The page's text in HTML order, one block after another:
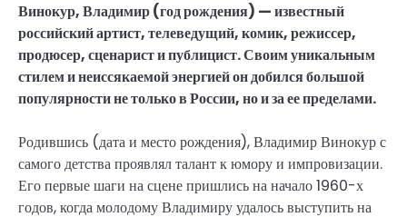
Винокур, Владимир (год рождения) — известный
российский артист, телеведущий, комик, режиссер,
продюсер, сценарист и публицист. Своим уникальным
стилем и неиссякаемой энергией он добился большой
популярности не только в России, но и за ее пределами.
Родившись (дата и место рождения), Владимир Винокур с
самого детства проявлял талант к юмору и импровизации.
Его первые шаги на сцене пришлись на начало 1960-х
годов, когда молодому Владимиру удалось выступить на